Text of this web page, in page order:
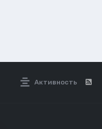
Активность